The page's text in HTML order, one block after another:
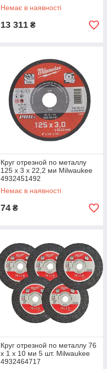
Немає в наявності
13 311 ₴
Круг отрезной по металлу
125 х 3 х 22,2 ми Milwaukee
4932451492
Немає в наявності
74 ₴
Круг отрезной по металлу 76
х 1 х 10 ми 5 шт. Milwaukee
4932464717